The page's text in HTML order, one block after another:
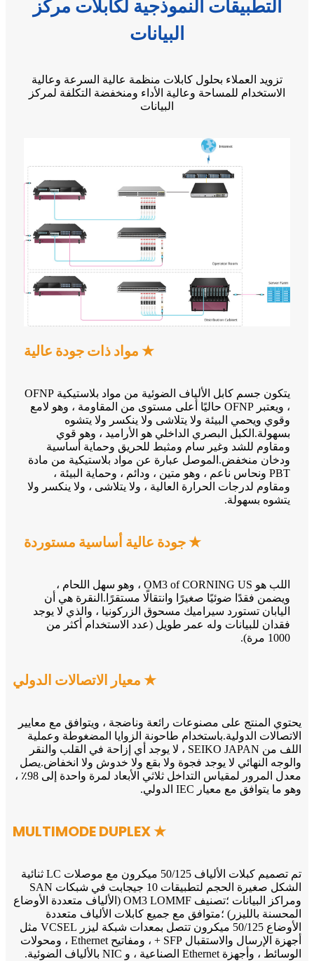
التطبيقات النموذجية لكابلات مركز
البيانات
تزويد العملاء بحلول كابلات منظمة عالية السرعة وعالية
الاستخدام للمساحة وعالية الأداء ومنخفضة التكلفة لمركز
البيانات
★ مواد ذات جودة عالية
يتكون جسم كابل الألياف الضوئية من مواد بلاستيكية OFNP
، ويعتبر OFNP حاليًا أعلى مستوى من المقاومة ، وهو لامع
وقوي ويحمي البيئة ولا يتلاشى ولا ينكسر ولا يتشوه
بسهولة.الكبل البصري الداخلي هو الأراميد ، وهو قوي
ومقاوم للشد وغير سام ومثبط للحريق وحماية أساسية
ودخان منخفض.الموصل عبارة عن مواد بلاستيكية من مادة
PBT ونحاس ناعم ، وهو متين ، ودائم ، وحماية البيئة ،
ومقاوم لدرجات الحرارة العالية ، ولا يتلاشى ، ولا ينكسر ولا
يتشوه بسهولة.
★ جودة عالية أساسية مستوردة
اللب هو OM3 of CORNING US ، وهو سهل اللحام ،
ويضمن فقدًا ضوئيًا صغيرًا وانتقالًا مستقرًا.النقرة هي أن
اليابان تستورد سيراميك مسحوق الزركونيا ، والذي لا يوجد
فقدان للبيانات وله عمر طويل (عدد الاستخدام أكثر من
1000 مرة).
★ معيار الاتصالات الدولي
يحتوي المنتج على مصنوعات رائعة وناضجة ، ويتوافق مع معايير
الاتصالات الدولية.باستخدام طاحونة الزوايا المضغوطة وعملية
اللف من SEIKO JAPAN ، لا يوجد أي إزاحة في القلب والنقر
والوجه النهائي لا يوجد فجوة ولا بقع ولا خدوش ولا انخفاض.يصل
معدل المرور لمقياس التداخل ثلاثي الأبعاد لمرة واحدة إلى 98٪ ،
وهو ما يتوافق مع معيار IEC الدولي.
★ MULTIMODE DUPLEX
تم تصميم كبلات الألياف 50/125 ميكرون مع موصلات LC ثنائية
الشكل صغيرة الحجم لتطبيقات 10 جيجابت في شبكات SAN
ومراكز البيانات ؛تصنيف OM3 LOMMF (الألياف متعددة الأوضاع
المحسنة بالليزر) ؛متوافق مع جميع كابلات الألياف متعددة
الأوضاع 50/125 ميكرون تتصل بمعدات شبكة ليزر VCSEL مثل
أجهزة الإرسال والاستقبال SFP + ، ومفاتيح Ethernet ، ومحولات
الوسائط ، وأجهزة Ethernet الصناعية ، و NIC بالألياف الضوئية.